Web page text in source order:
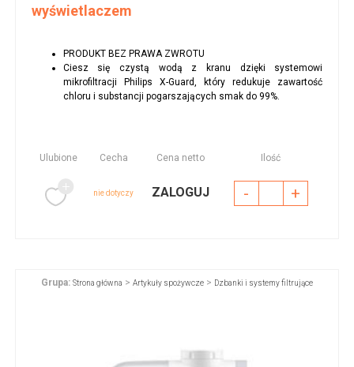
wyświetlaczem
PRODUKT BEZ PRAWA ZWROTU
Ciesz się czystą wodą z kranu dzięki systemowi
mikrofiltracji Philips X-Guard, który redukuje zawartość
chloru i substancji pogarszających smak do 99%.
Ulubione Cecha Cena netto Ilość
nie dotyczy ZALOGUJ - +
Grupa: Strona główna > Artykuły spożywcze > Dzbanki i systemy filtrujące